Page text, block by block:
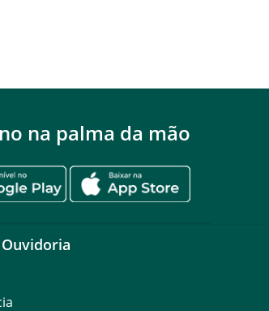
na palma da mão